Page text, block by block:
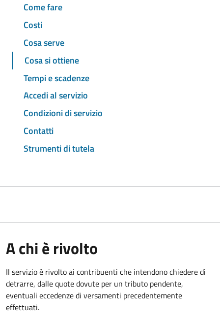
Come fare
Costi
Cosa serve
Cosa si ottiene
Tempi e scadenze
Accedi al servizio
Condizioni di servizio
Contatti
Strumenti di tutela
A chi è rivolto
Il servizio è rivolto ai contribuenti che intendono chiedere di
detrarre, dalle quote dovute per un tributo pendente,
eventuali eccedenze di versamenti precedentemente
effettuati.